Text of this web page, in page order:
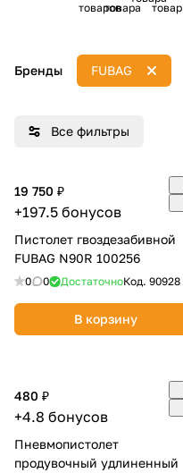
товаровтовара
вые
товар
Бренды FUBAG
Все фильтры
19 750 ₽
+197.5 бонусов
Пистолет гвоздезабивной
FUBAG N90R 100256
0 0 ДостаточноКод. 90928
В корзину
480 ₽
+4.8 бонусов
Пневмопистолет
продувочный удлиненный
в корзину
25% картой
Получайте товар
выбранный
Оставшиеся
списыватьсяс
по
каждые 2
Подробнее
об оплате Плайтом